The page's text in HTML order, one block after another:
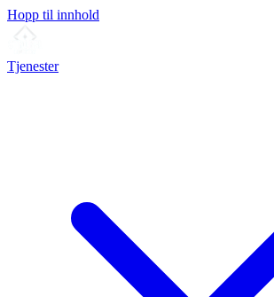
Hopp til innhold
Tjenester